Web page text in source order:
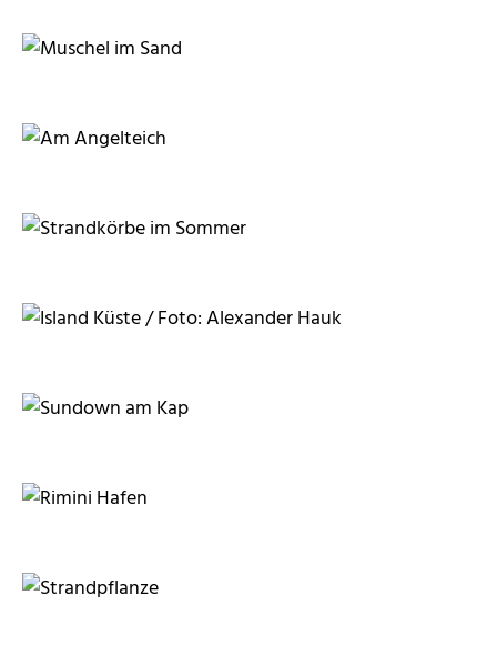
CFALK
CFALK
Worddonator